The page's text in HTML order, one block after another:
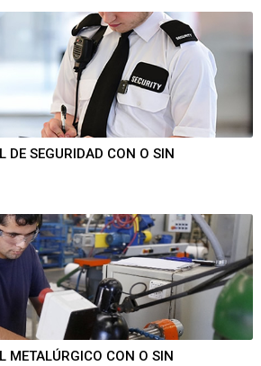
DE SEGURIDAD CON O SIN
METALÚRGICO CON O SIN